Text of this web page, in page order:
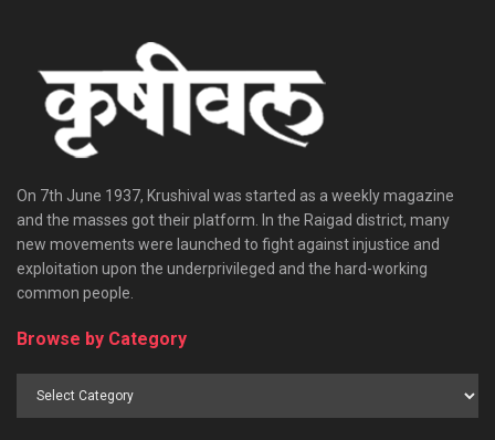
On 7th June 1937, Krushival was started as a weekly magazine
and the masses got their platform. In the Raigad district, many
new movements were launched to fight against injustice and
exploitation upon the underprivileged and the hard-working
common people.
Browse by Category
Browse